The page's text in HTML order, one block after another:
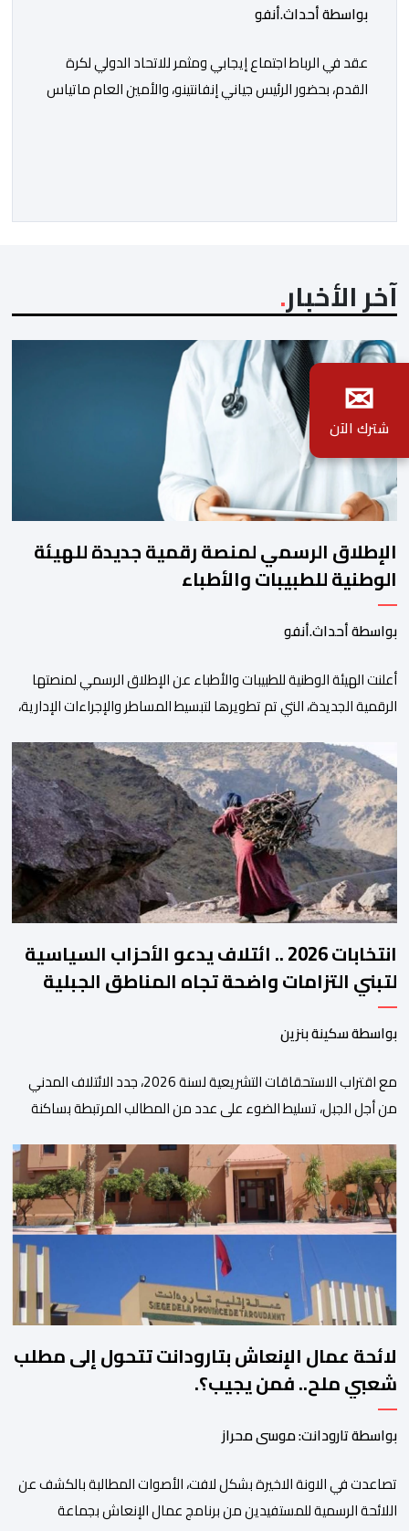
بواسطة أحداث.أنفو
عقد في الرباط اجتماع إيجابي ومثمر للاتحاد الدولي لكرة
القدم، بحضور الرئيس جياني إنفانتينو، والأمين العام ماتياس
المسؤول الوحيد المباشر والمنتخب من قِبل 211 اتحادا […]
آخر الأخبار
الإطلاق الرسمي لمنصة رقمية جديدة للهيئة
الوطنية للطبيبات والأطباء
بواسطة أحداث.أنفو
أعلنت الهيئة الوطنية للطبيبات والأطباء عن الإطلاق الرسمي لمنصتها
الرقمية الجديدة، التي تم تطويرها لتبسيط المساطر والإجراءات الإدارية،
والمجالس الجهوية للهيئة إلى جانب الهيئة الوطنية. وذكر بلاغ للهيئة أن
هذه المنصة، التي تم إطلاقها في إطار استراتيجيتها الرامية إلى التحديث
والتحول الرقمي، تشكل خطوة مهمة في […]
انتخابات 2026 .. ائتلاف يدعو الأحزاب السياسية
لتبني التزامات واضحة تجاه المناطق الجبلية
بواسطة سكينة بنزين
مع اقتراب الاستحقاقات التشريعية لسنة 2026، جدد الائتلاف المدني
من أجل الجبل، تسليط الضوء على عدد من المطالب المرتبطة بساكنة
فيها الأحزاب السياسية، إلى ادراج 10 التزامات ضمن برامجها الانتخابية
المنتظرة، في إطار تعاقد سياسي مع المناطق الجبلية والانتقال من
الوعود الانتخابية إلى التزامات عملية […]
لائحة عمال الإنعاش بتارودانت تتحول إلى مطلب
شعبي ملح.. فمن يجيب؟.
بواسطة تارودانت: موسى محراز
تصاعدت في الاونة الاخيرة بشكل لافت، الأصوات المطالبة بالكشف عن
اللائحة الرسمية للمستفيدين من برنامج عمال الإنعاش بجماعة
✉
شترك الآن